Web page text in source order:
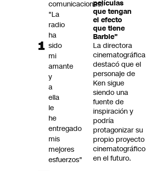
películas
que tengan
el efecto
que tiene
Barbie"
La directora
cinematográfica
destacó que el
personaje de
Ken sigue
siendo una
fuente de
inspiración y
podría
protagonizar su
propio proyecto
cinematográfico
en el futuro.
comunicaciones:
"La
radio
ha
sido
mi
amante
y
a
ella
le
he
entregado
mis
mejores
esfuerzos"